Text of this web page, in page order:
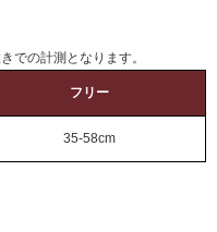
での計測となります。
フリー
35-58cm